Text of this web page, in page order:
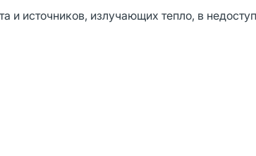
и источников, излучающих тепло, в